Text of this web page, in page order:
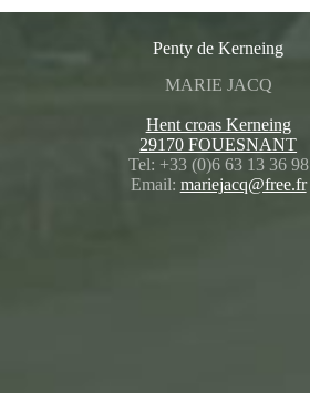
Penty de Kerneing
MARIE JACQ
Hent croas Kerneing
29170 FOUESNANT
Tel: +33 (0)6 63 13 36 98
Email: mariejacq@free.fr